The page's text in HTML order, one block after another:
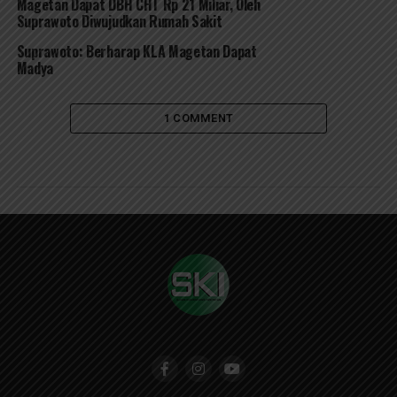
Magetan Dapat DBH CHT Rp 21 Miliar, Oleh
Suprawoto Diwujudkan Rumah Sakit
Suprawoto: Berharap KLA Magetan Dapat
Madya
1 COMMENT